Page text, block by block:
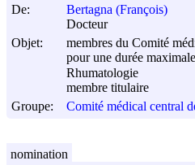
De:
Bertagna (François)
Docteur
Objet:
membres du Comité
pour une durée
Rhumatologie
membre titulaire
Groupe:
Comité médical central
nomination